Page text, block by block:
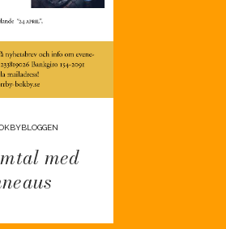
med